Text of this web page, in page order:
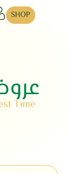
SHOP
Time